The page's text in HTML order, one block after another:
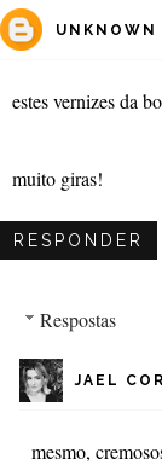
UNKNOWN
estes vernizes da
muito giras!
RESPONDER
Respostas
JAEL
mesmo,